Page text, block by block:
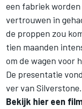
een fabriek
vertrouwen in
de proppen zou
tien maanden
om de wagen voor
De presentatie
ver van Silverstone.
Bekijk hier een